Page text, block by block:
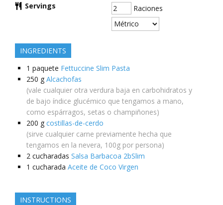
Servings Raciones
INGREDIENTS
1 paquete Fettuccine Slim Pasta
250 g Alcachofas
(vale cualquier otra verdura baja en carbohidratos y
de bajo índice glucémico que tengamos a mano,
como espárragos, setas o champiñones)
200 g costillas-de-cerdo
(sirve cualquier carne previamente hecha que
tengamos en la nevera, 100g por persona)
2 cucharadas Salsa Barbacoa 2bSlim
1 cucharada Aceite de Coco Virgen
INSTRUCTIONS